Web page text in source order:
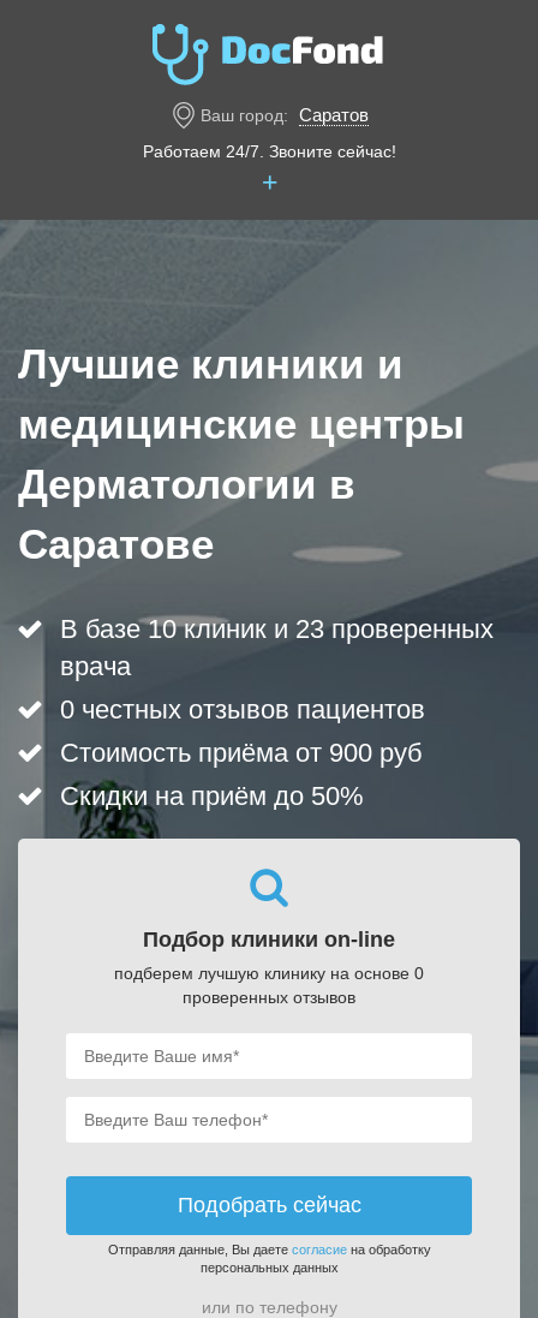
Ваш город: Саратов
Работаем 24/7. Звоните сейчас!
+
Лучшие клиники и
медицинские центры
Дерматологии в
Саратове
В базе 10 клиник и 23 проверенных
врача
0 честных отзывов пациентов
Стоимость приёма от 900 руб
Скидки на приём до 50%
Подбор клиники on-line
подберем лучшую клинику на основе 0
проверенных отзывов
Подобрать сейчас
Отправляя данные, Вы даете согласиена обработку
персональных данных
или по телефону